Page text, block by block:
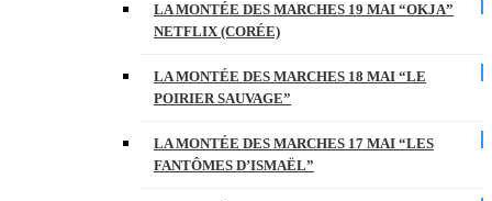
LA MONTÉE DES MARCHES 19 MAI “OKJA”
NETFLIX (CORÉE)
LA MONTÉE DES MARCHES 18 MAI “LE
POIRIER SAUVAGE”
LA MONTÉE DES MARCHES 17 MAI “LES
FANTÔMES D’ISMAËL”